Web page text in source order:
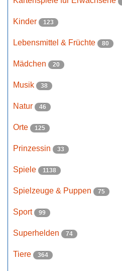
Kinder 123
Lebensmittel & Früchte 80
Mädchen 20
Musik 38
Natur 46
Orte 125
Prinzessin 33
Spiele 1138
Spielzeuge & Puppen 75
Sport 99
Superhelden 74
Tiere 364